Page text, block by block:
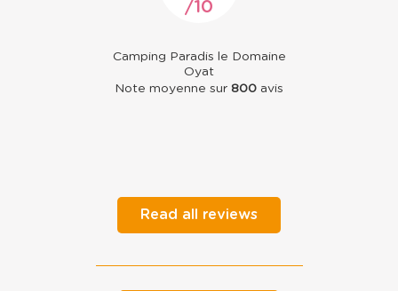
10
Camping Paradis le Domaine
Oyat
Note moyenne sur 800 avis
Read all reviews